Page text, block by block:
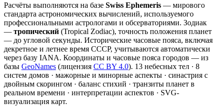
Расчёты выполняются на базе Swiss Ephemeris — мирового
стандарта астрономических вычислений, используемого
профессиональными астрологами и обсерваториями. Зодиак
— тропический (Tropical Zodiac), точность положения планет
— до угловой секунды. Исторические часовые пояса, включая
декретное и летнее время СССР, учитываются автоматически
через базу IANA. Координаты и часовые пояса городов — из
базы GeoNames (лицензия CC BY 4.0). 13 небесных тел · 8
систем домов · мажорные и минорные аспекты · синастрия с
двойным скорингом · баланс стихий · транзиты планет в
реальном времени · интерпретации аспектов · SVG-
визуализация карт.